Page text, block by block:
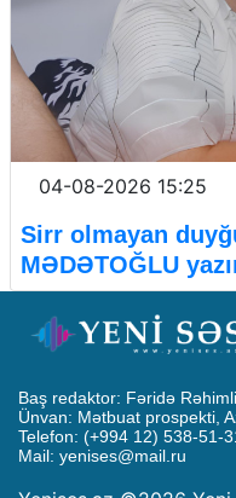
04-08-2026 15:25
Sirr olmayan
MƏDƏTOĞLU
Baş redaktor: Fəridə Rəhimli
Ünvan: Mətbuat prospekti,
Telefon: (+994 12) 538-51-
Mail: yenises@mail.ru